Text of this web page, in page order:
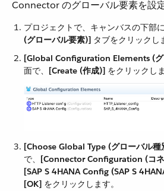
Connector のグローバル要素を設定
プロジェクトで、キャンバスの下部
(グローバル要素)] タブをクリックし
[Global Configuration Elements (グ
面で、​ [Create (作成)] をクリックし
[Choose Global Type (グローバル種
で、​ [Connector Configuration (コ
[SAP S 4HANA Config (SAP S
[OK] ​ をクリックします。